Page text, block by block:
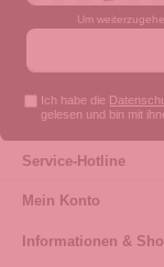
Um
Ich habe die
gelesen und bin mit
Service-Hotline
Mein Konto
Informationen &